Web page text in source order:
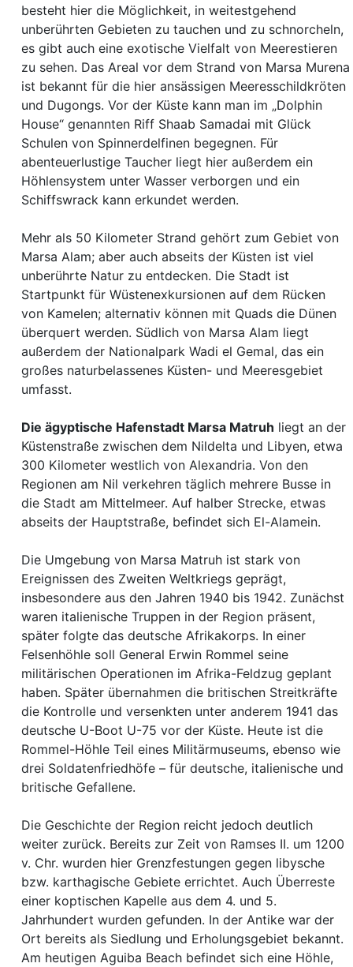
besteht hier die Möglichkeit, in weitestgehend
unberührten Gebieten zu tauchen und zu schnorcheln,
es gibt auch eine exotische Vielfalt von Meerestieren
zu sehen. Das Areal vor dem Strand von Marsa Murena
ist bekannt für die hier ansässigen Meeresschildkröten
und Dugongs. Vor der Küste kann man im „Dolphin
House“ genannten Riff Shaab Samadai mit Glück
Schulen von Spinnerdelfinen begegnen. Für
abenteuerlustige Taucher liegt hier außerdem ein
Höhlensystem unter Wasser verborgen und ein
Schiffswrack kann erkundet werden.
Mehr als 50 Kilometer Strand gehört zum Gebiet von
Marsa Alam; aber auch abseits der Küsten ist viel
unberührte Natur zu entdecken. Die Stadt ist
Startpunkt für Wüstenexkursionen auf dem Rücken
von Kamelen; alternativ können mit Quads die Dünen
überquert werden. Südlich von Marsa Alam liegt
außerdem der Nationalpark Wadi el Gemal, das ein
großes naturbelassenes Küsten- und Meeresgebiet
umfasst.
Die ägyptische Hafenstadt Marsa Matruh liegt an der
Küstenstraße zwischen dem Nildelta und Libyen, etwa
300 Kilometer westlich von Alexandria. Von den
Regionen am Nil verkehren täglich mehrere Busse in
die Stadt am Mittelmeer. Auf halber Strecke, etwas
abseits der Hauptstraße, befindet sich El-Alamein.
Die Umgebung von Marsa Matruh ist stark von
Ereignissen des Zweiten Weltkriegs geprägt,
insbesondere aus den Jahren 1940 bis 1942. Zunächst
waren italienische Truppen in der Region präsent,
später folgte das deutsche Afrikakorps. In einer
Felsenhöhle soll General Erwin Rommel seine
militärischen Operationen im Afrika-Feldzug geplant
haben. Später übernahmen die britischen Streitkräfte
die Kontrolle und versenkten unter anderem 1941 das
deutsche U-Boot U-75 vor der Küste. Heute ist die
Rommel-Höhle Teil eines Militärmuseums, ebenso wie
drei Soldatenfriedhöfe – für deutsche, italienische und
britische Gefallene.
Die Geschichte der Region reicht jedoch deutlich
weiter zurück. Bereits zur Zeit von Ramses II. um 1200
v. Chr. wurden hier Grenzfestungen gegen libysche
bzw. karthagische Gebiete errichtet. Auch Überreste
einer koptischen Kapelle aus dem 4. und 5.
Jahrhundert wurden gefunden. In der Antike war der
Ort bereits als Siedlung und Erholungsgebiet bekannt.
Am heutigen Aguiba Beach befindet sich eine Höhle,